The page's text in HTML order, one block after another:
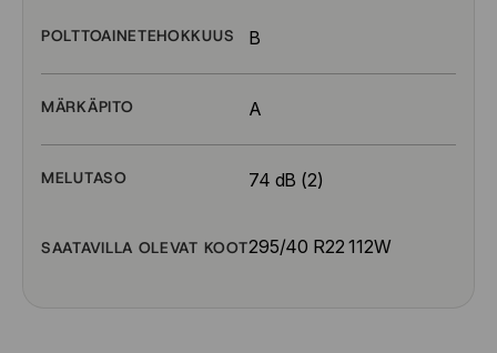
POLTTOAINETEHOKKUUS B
MÄRKÄPITO A
MELUTASO 74 dB (2)
SAATAVILLA OLEVAT KOOT295/40 R22 112W